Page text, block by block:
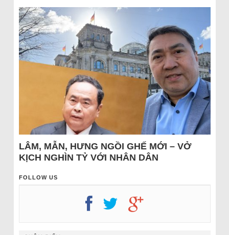
LÂM, MẪN, HƯNG NGỒI GHẾ MỚI – VỞ
KỊCH NGHÌN TỶ VỚI NHÂN DÂN
FOLLOW US